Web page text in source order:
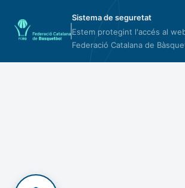
Sistema de seguretat
Estem protegint l'accés al
Federació Catalana de